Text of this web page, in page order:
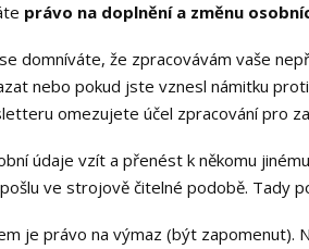
právo na doplnění a změnu
domníváte, že zpracovávám vaše
nebo pokud jste vznesl námitku
omezujete účel zpracování pro
údaje vzít a přenést k někomu
ve strojově čitelné podobě. Tady
je právo na výmaz (být zapomenut).